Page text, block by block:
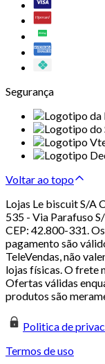
Segurança
Voltar ao topo
Lojas Le biscuit S/A
535 - Via Parafuso
CEP: 42.800-331.
pagamento são
TeleVendas, não
lojas físicas. O frete
Ofertas válidas
produtos são
Politica de
Termos de uso